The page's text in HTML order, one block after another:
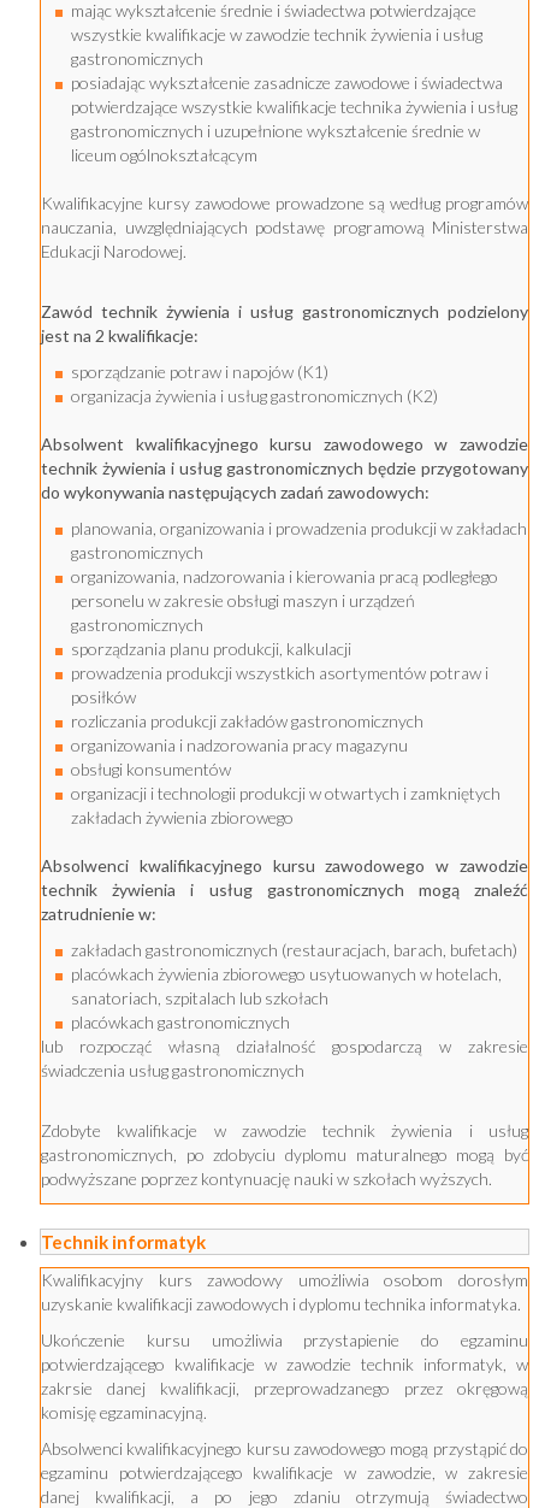
mając wykształcenie średnie i świadectwa potwierdzające
wszystkie kwalifikacje w zawodzie technik żywienia i usług
gastronomicznych
posiadając wykształcenie zasadnicze zawodowe i świadectwa
potwierdzające wszystkie kwalifikacje technika żywienia i usług
gastronomicznych i uzupełnione wykształcenie średnie w
liceum ogólnokształcącym
Kwalifikacyjne kursy zawodowe prowadzone są według programów
nauczania, uwzględniających podstawę programową Ministerstwa
Edukacji Narodowej.
Zawód technik żywienia i usług gastronomicznych podzielony
jest na 2 kwalifikacje:
sporządzanie potraw i napojów (K1)
organizacja żywienia i usług gastronomicznych (K2)
Absolwent kwalifikacyjnego kursu zawodowego w zawodzie
technik żywienia i usług gastronomicznych będzie przygotowany
do wykonywania następujących zadań zawodowych:
planowania, organizowania i prowadzenia produkcji w zakładach
gastronomicznych
organizowania, nadzorowania i kierowania pracą podległego
personelu w zakresie obsługi maszyn i urządzeń
gastronomicznych
sporządzania planu produkcji, kalkulacji
prowadzenia produkcji wszystkich asortymentów potraw i
posiłków
rozliczania produkcji zakładów gastronomicznych
organizowania i nadzorowania pracy magazynu
obsługi konsumentów
organizacji i technologii produkcji w otwartych i zamkniętych
zakładach żywienia zbiorowego
Absolwenci kwalifikacyjnego kursu zawodowego w zawodzie
technik żywienia i usług gastronomicznych mogą znaleźć
zatrudnienie w:
zakładach gastronomicznych (restauracjach, barach, bufetach)
placówkach żywienia zbiorowego usytuowanych w hotelach,
sanatoriach, szpitalach lub szkołach
placówkach gastronomicznych
lub rozpocząć własną działalność gospodarczą w zakresie
świadczenia usług gastronomicznych
Zdobyte kwalifikacje w zawodzie technik żywienia i usług
gastronomicznych, po zdobyciu dyplomu maturalnego mogą być
podwyższane poprzez kontynuację nauki w szkołach wyższych.
Technik informatyk
Kwalifikacyjny kurs zawodowy umożliwia osobom dorosłym
uzyskanie kwalifikacji zawodowych i dyplomu technika informatyka.
Ukończenie kursu umożliwia przystapienie do egzaminu
potwierdzającego kwalifikacje w zawodzie technik informatyk, w
zakrsie danej kwalifikacji, przeprowadzanego przez okręgową
komisję egzaminacyjną.
Absolwenci kwalifikacyjnego kursu zawodowego mogą przystąpić do
egzaminu potwierdzającego kwalifikacje w zawodzie, w zakresie
danej kwalifikacji, a po jego zdaniu otrzymują świadectwo